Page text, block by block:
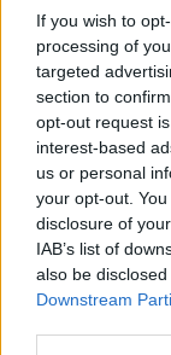
If you wish to
processing of
targeted
section to
opt-out request
interest-based
us or personal
your opt-out.
disclosure of
IAB’s list of
also be
Downstream
A